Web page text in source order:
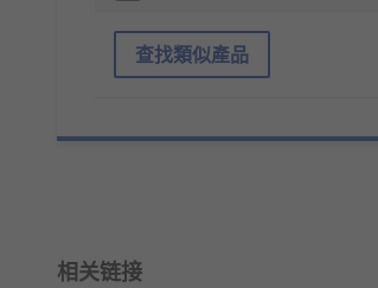
查找類似產品
相关链接